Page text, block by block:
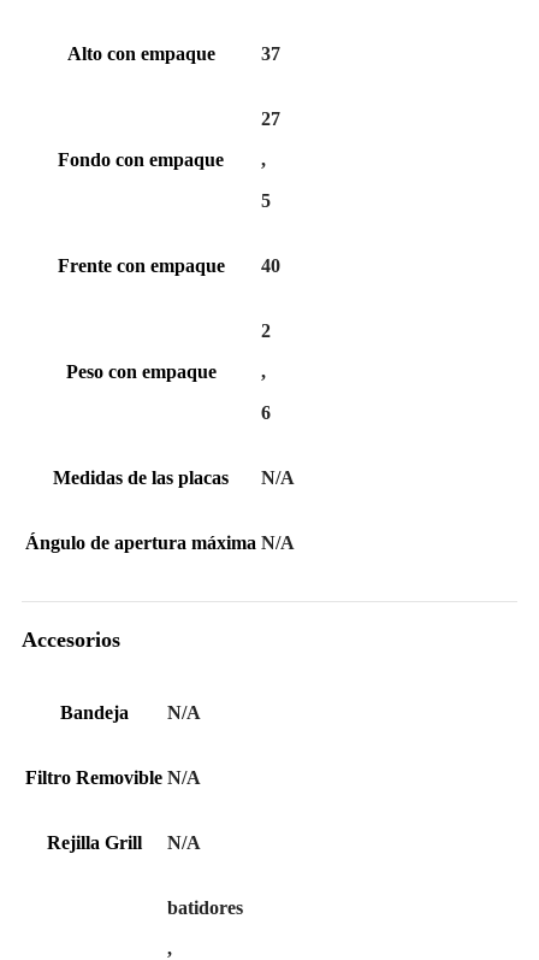
Alto con empaque 37
Fondo con empaque
27
,
5
Frente con empaque 40
Peso con empaque
2
,
6
Medidas de las placas N/A
Ángulo de apertura máxima N/A
Accesorios
Bandeja N/A
Filtro Removible N/A
Rejilla Grill N/A
batidores
,